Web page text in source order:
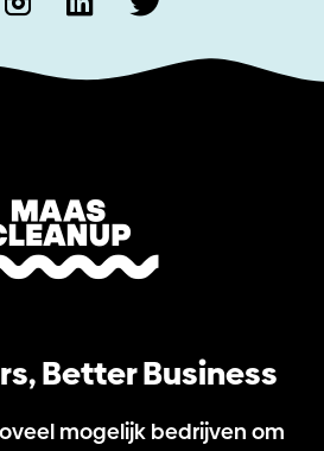
Better Business
mogelijk bedrijven om